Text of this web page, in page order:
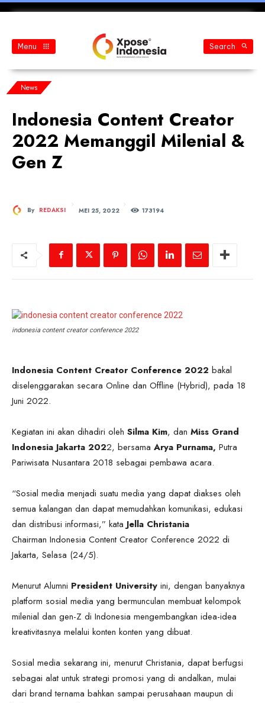
Menu Search
News
Indonesia Content Creator
2022 Memanggil Milenial &
Gen Z
By REDAKSI MEI 25, 2022 173194
indonesia content creator conference 2022
Indonesia Content Creator Conference 2022 bakal
diselenggarakan secara Online dan Offline (Hybrid), pada 18
Juni 2022.
Kegiatan ini akan dihadiri oleh Silma Kim, dan Miss Grand
Indonesia Jakarta 2022, bersama Arya Purnama, Putra
Pariwisata Nusantara 2018 sebagai pembawa acara.
“Sosial media menjadi suatu media yang dapat diakses oleh
semua kalangan dan dapat memudahkan komunikasi, edukasi
dan distribusi informasi,” kata Jella Christania
Chairman Indonesia Content Creator Conference 2022 di
Jakarta, Selasa (24/5).
Menurut Alumni President University ini, dengan banyaknya
platform sosial media yang bermunculan membuat kelompok
milenial dan gen-Z di Indonesia mengembangkan idea-idea
kreativitasnya melalui konten konten yang dibuat.
Sosial media sekarang ini, menurut Christania, dapat berfugsi
sebagai alat untuk strategi promosi yang di andalkan, mulai
dari brand ternama bahkan sampai perusahaan maupun di